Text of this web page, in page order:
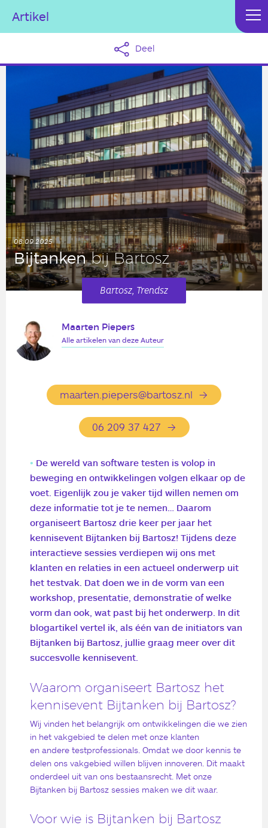
Artikel
Deel
Bij­tan­kenbij Bartosz
08.09.2025
Bartosz, Trendsz
De wereld van software testen is volop in
beweging en ontwikkelingen volgen elkaar op de
voet. Eigenlijk zou je vaker tijd willen nemen om
deze informatie tot je te nemen… Daarom
organiseert Bartosz drie keer per jaar het
kennisevent Bijtanken bij Bartosz! Tijdens deze
interactieve sessies verdiepen wij ons met
klanten en relaties in een actueel onderwerp uit
het testvak. Dat doen we in de vorm van een
workshop, presentatie, demonstratie of welke
vorm dan ook, wat past bij het onderwerp. In dit
blogartikel vertel ik, als één van de initiators van
Bijtanken bij Bartosz, jullie graag meer over dit
succesvolle kennisevent.
Waarom organiseert Bartosz het
kennisevent Bijtanken bij Bartosz?
Wij vinden het belangrijk om ontwikkelingen die we zien
in het vakgebied te delen met onze klanten
en andere testprofessionals. Omdat we door kennis te
delen ons vakgebied willen blijven innoveren. Dit maakt
onderdeel uit van ons bestaansrecht. Met onze
Bijtanken bij Bartosz sessies maken we dit waar.
Voor wie is Bijtanken bij Bartosz
Maarten Piepers
Alle artikelen van deze Auteur
maarten.piepers@bartosz.nl
06 209 37 427